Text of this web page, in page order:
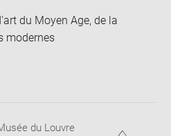
du Moyen Age, de la
modernes
du Louvre